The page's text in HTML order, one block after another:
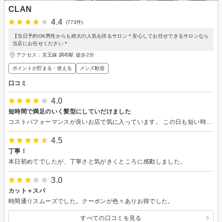
CLAN
4.4
(773件)
【当日予約OK男性からも絶大の人気を誇るサロン＊安心してお任せできるサロンなら
当店にお任せください＊
アクセス：京王線 調布駅 徒歩2分
ポイントが貯まる・使える メンズ歓迎
口コミ
4.0
短時間で満足のいく髪型にしていだけました
コストパフォーマンスが良いお店で気に入っています。 この日も短い時間でしたがしっかりとヒアリングしていただき、丁寧にカットしていただきました。 おかげで、満足のいく髪型になりました。 店内のインテリアなども雰囲気が良くて好きです。 また訪問したいと思います。
4.5
丁寧！
本日初めてでしたが、丁寧さと気がきくところに感動しました。
3.0
カット＋スパ
時間通りスムーズでした。クーポンが色々ありお得でした。
すべての口コミを見る